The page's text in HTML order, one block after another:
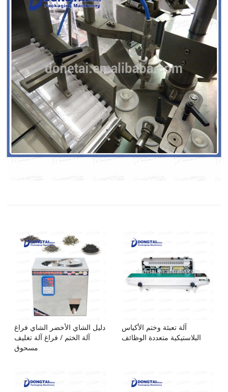
دليل الشاي الأخضر الشاي فراغ
آلة الختم / فراغ آلة تغليف
مسحوق
آلة تعبئة وختم الأكياس
البلاستيكية متعددة الوظائف